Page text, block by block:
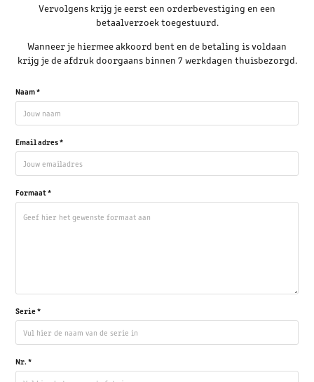
Vervolgens krijg je eerst een orderbevestiging en een
betaalverzoek toegestuurd.
Wanneer je hiermee akkoord bent en de betaling is voldaan
krijg je de afdruk doorgaans binnen 7 werkdagen thuisbezorgd.
Naam *
Email adres *
Formaat *
Serie *
Nr. *